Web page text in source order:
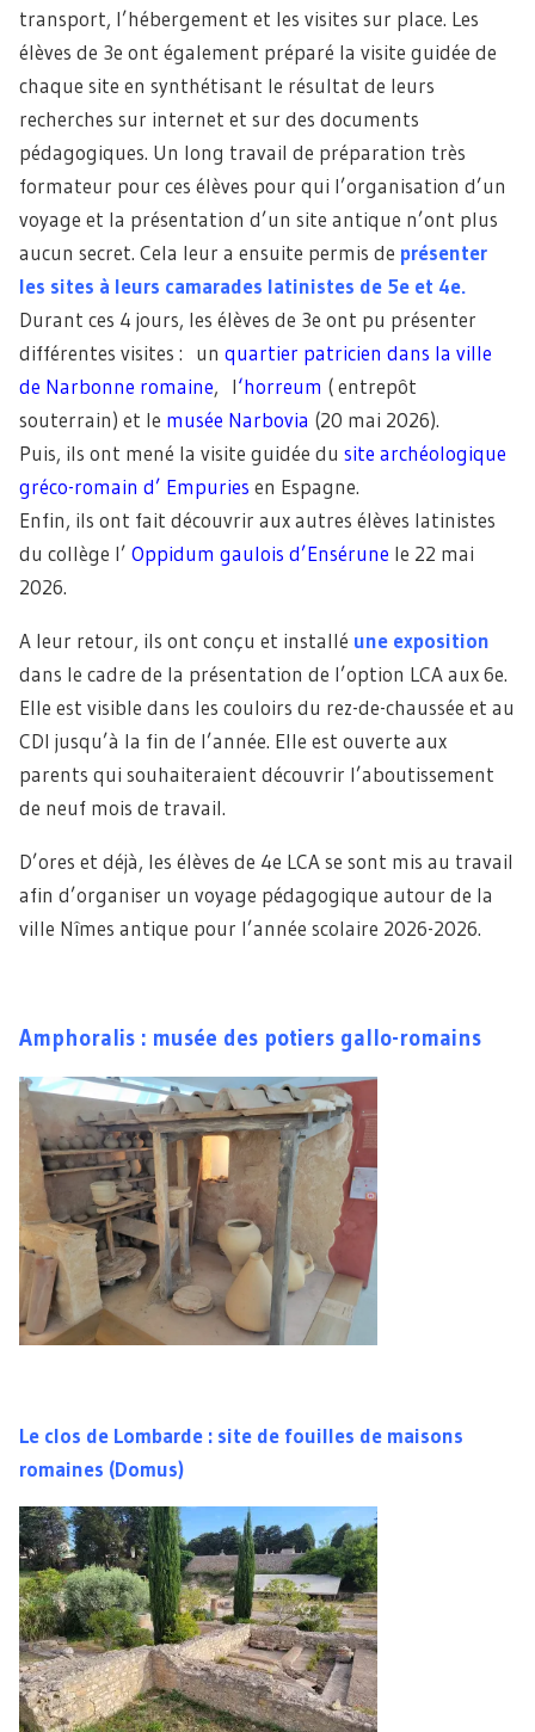
transport, l’hébergement et les visites sur place. Les
élèves de 3e ont également préparé la visite guidée de
chaque site en synthétisant le résultat de leurs
recherches sur internet et sur des documents
pédagogiques. Un long travail de préparation très
formateur pour ces élèves pour qui l’organisation d’un
voyage et la présentation d’un site antique n’ont plus
aucun secret. Cela leur a ensuite permis de présenter
les sites à leurs camarades latinistes de 5e et 4e.
Durant ces 4 jours, les élèves de 3e ont pu présenter
différentes visites : un quartier patricien dans la ville
de Narbonne romaine, l‘horreum ( entrepôt
souterrain) et le musée Narbovia (20 mai 2026).
Puis, ils ont mené la visite guidée du site archéologique
gréco-romain d’ Empuries en Espagne.
Enfin, ils ont fait découvrir aux autres élèves latinistes
du collège l’ Oppidum gaulois d’Ensérune le 22 mai
2026.
A leur retour, ils ont conçu et installé une exposition
dans le cadre de la présentation de l’option LCA aux 6e.
Elle est visible dans les couloirs du rez-de-chaussée et au
CDI jusqu’à la fin de l’année. Elle est ouverte aux
parents qui souhaiteraient découvrir l’aboutissement
de neuf mois de travail.
D’ores et déjà, les élèves de 4e LCA se sont mis au travail
afin d’organiser un voyage pédagogique autour de la
ville Nîmes antique pour l’année scolaire 2026-2026.
Amphoralis : musée des potiers gallo-romains
Le clos de Lombarde : site de fouilles de maisons
romaines (Domus)